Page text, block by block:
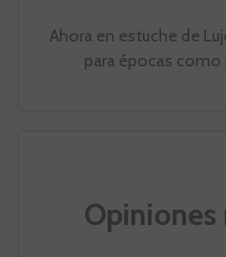
Ahora en estuche de
para épocas como
Opiniones